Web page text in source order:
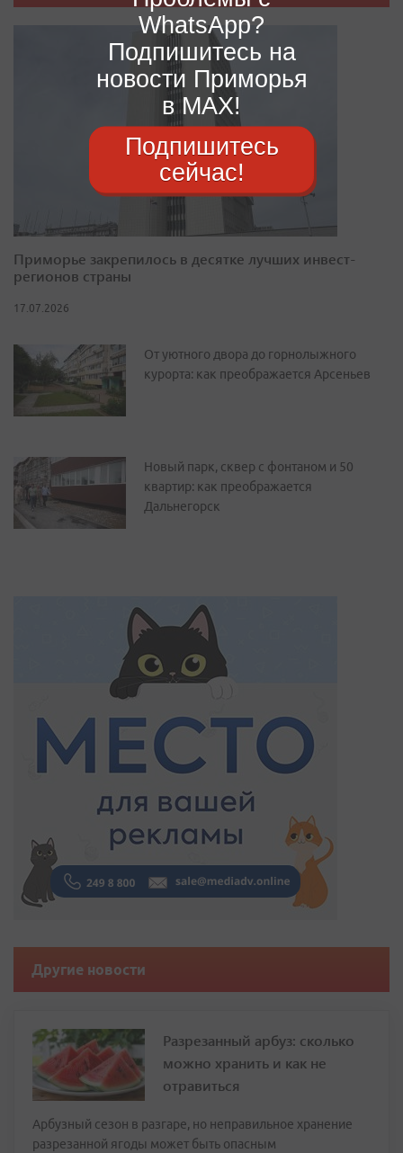
Приморье закрепилось в десятке лучших инвест-
регионов страны
17.07.2026
От уютного двора до горнолыжного
курорта: как преображается Арсеньев
Новый парк, сквер с фонтаном и 50
квартир: как преображается
Дальнегорск
Другие новости
Разрезанный арбуз: сколько
можно хранить и как не
отравиться
Арбузный сезон в разгаре, но неправильное хранение
разрезанной ягоды может быть опасным
WhatsApp?
Подпишитесь на
новости Приморья
в MAX!
Подпишитесь
сейчас!